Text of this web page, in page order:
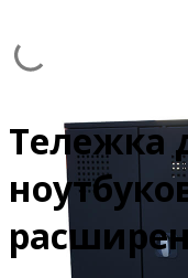
Тележка